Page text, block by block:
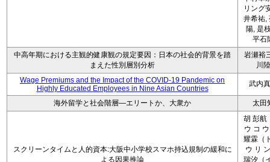
リング
井希祐,
陽, 是
平石
中高年期における主観的健康観の規定要因：日本の社会的背景を踏
まえた性別層別分析
岩瀬裕
川
Wage Premiums and the Impact of the COVID‑19 Pandemic on
Highly Educated Employees in Nine Asian Countries
武内
海外留学と社会階層―エリートか、大衆か 太田
スクリーンタイムと人的資本:大阪中小学校スマホ持込規制の緩和に
よる因果推論
胡 彭航
ウ コ
耀霖（
ウ リ
瑞汐（